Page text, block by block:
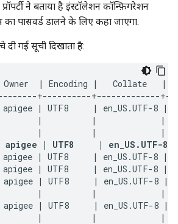
प्रॉपर्टी ने बताया है इंस्टॉलेशन कॉन्फ़िगरेशन
पासवर्ड डालने के लिए कहा जाएगा.
दी गई सूची दिखाता है:
Owner  | Encoding |   Collate   |
+----------+-------------
| UTF8     | en_US.UTF-8 |
|          |             |
|          |             |
| UTF8     | en_US.UTF-8
| UTF8     | en_US.UTF-8 |
| UTF8     | en_US.UTF-8 |
| UTF8     | en_US.UTF-8 |
|          |             |
| UTF8     | en_US.UTF-8 |
|          |             |